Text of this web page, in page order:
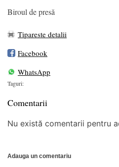
Biroul de presă
Tipareste detalii
Facebook
WhatsApp
Taguri:
Comentarii
Nu există comentarii pentru
Adauga un comentariu